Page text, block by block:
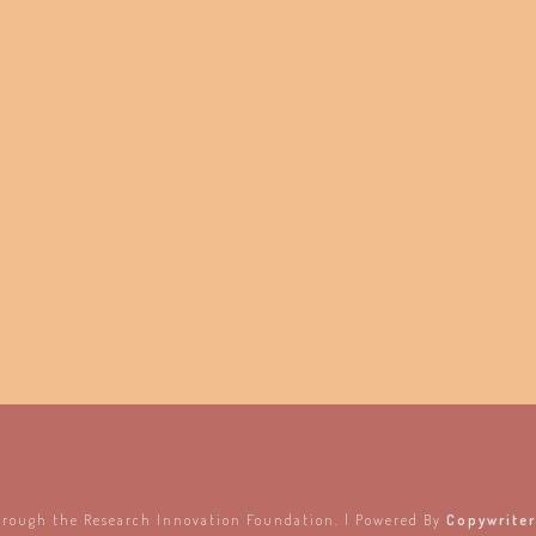
the Research Innovation Foundation. | Powered By Copywriter